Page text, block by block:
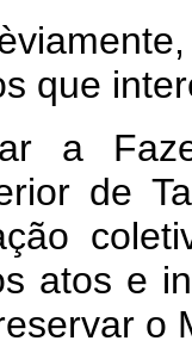
que
a
de
atos e
o